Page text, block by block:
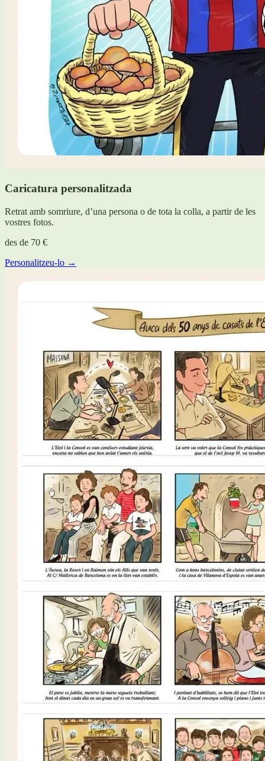
Caricatura personalitzada
Retrat amb somriure, d’una persona o de tota la colla, a partir de les
vostres fotos.
des de 70 €
Personalitzeu-lo →